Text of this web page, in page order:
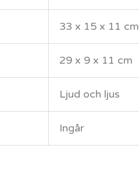
33 x 15 x 11 cm
29 x 9 x 11 cm
Ljud och ljus
Ingår